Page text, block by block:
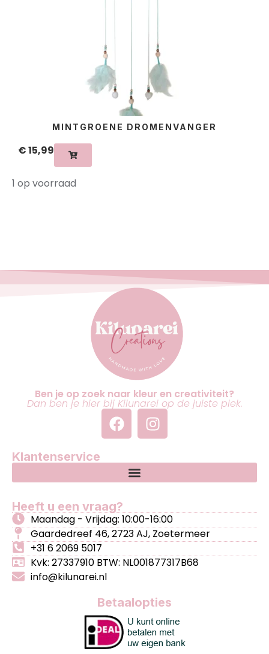
MINTGROENE DROMENVANGER
€15,99
1 op voorraad
Ben je op zoek naar kleur en creativiteit?
Dan ben je hier bij Kilunarei op de juiste plek.
Klantenservice
Heeft u een vraag?
Maandag - Vrijdag: 10:00-16:00
Gaardedreef 46, 2723 AJ, Zoetermeer
+31 6 2069 5017
Kvk: 27337910 BTW: NL001877317B68
info@kilunarei.nl
Betaalopties